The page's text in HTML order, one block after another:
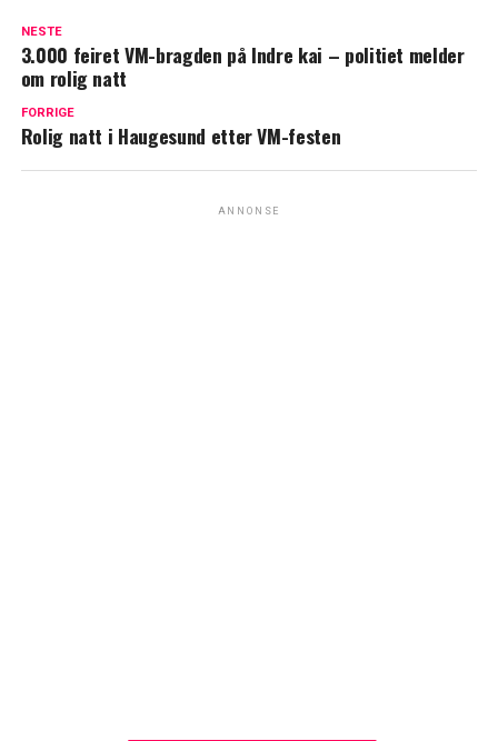
NESTE
3.000 feiret VM-bragden på Indre kai – politiet melder
om rolig natt
FORRIGE
Rolig natt i Haugesund etter VM-festen
ANNONSE